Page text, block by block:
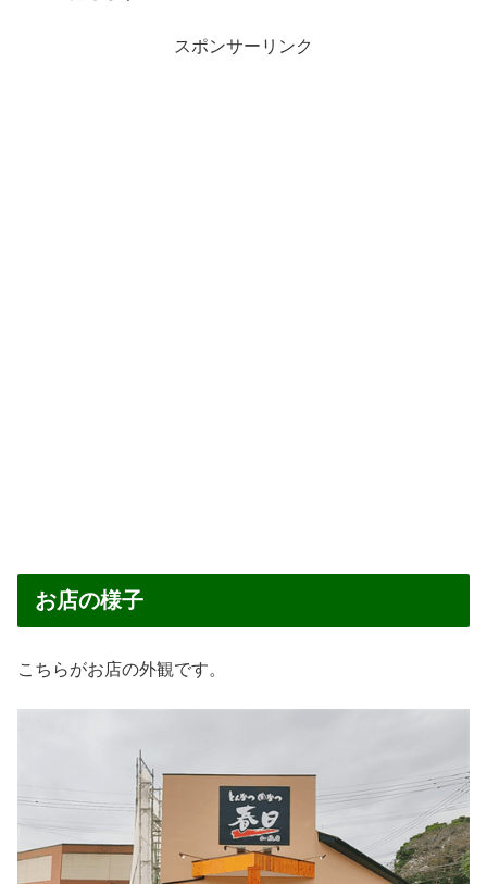
スポンサーリンク
お店の様子
こちらがお店の外観です。